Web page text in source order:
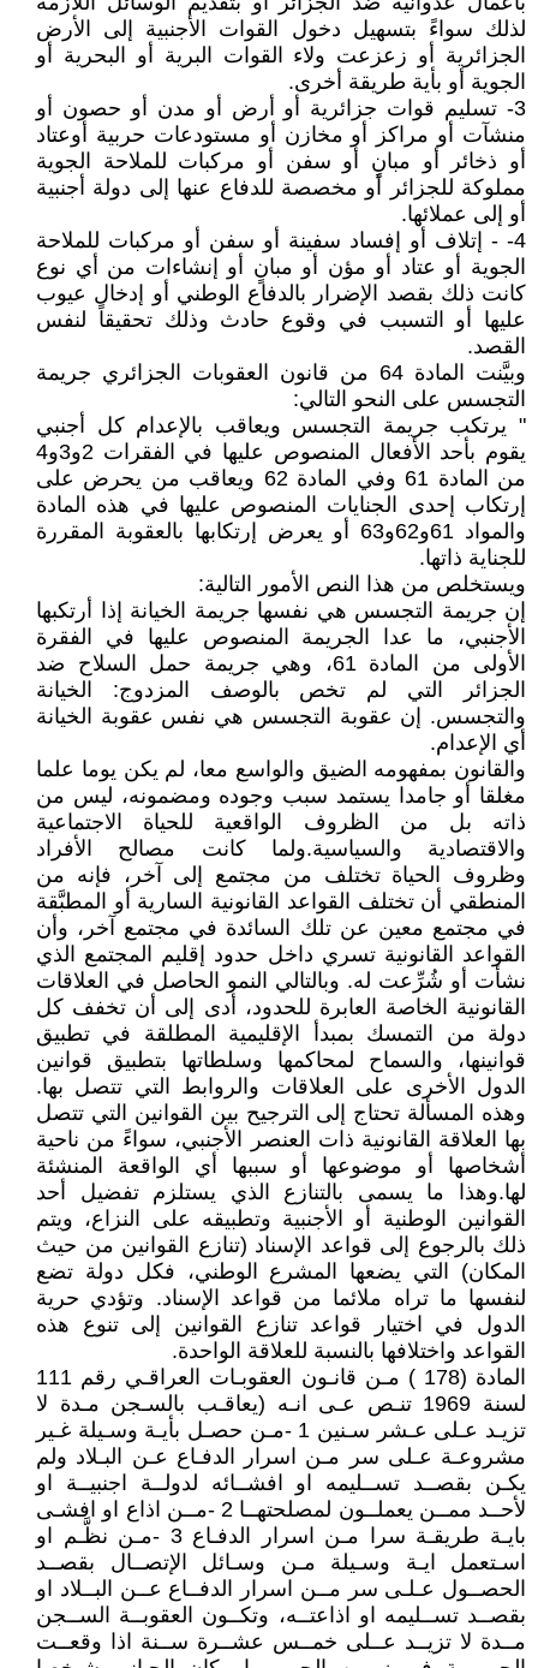
لذلك سواءً بتسهيل دخول القوات الأجنبية إلى الأرض
الجزائرية أو زعزعت ولاء القوات البرية أو البحرية أو
الجوية أو بأية طريقة أخرى.
3- تسليم قوات جزائرية أو أرض أو مدن أو حصون أو
منشآت أو مراكز أو مخازن أو مستودعات حربية أوعتاد
أو ذخائر أو مبانٍ أو سفن أو مركبات للملاحة الجوية
مملوكة للجزائر أو مخصصة للدفاع عنها إلى دولة أجنبية
أو إلى عملائها.
4- - إتلاف أو إفساد سفينة أو سفن أو مركبات للملاحة
الجوية أو عتاد أو مؤن أو مبانٍ أو إنشاءات من أي نوع
كانت ذلك بقصد الإضرار بالدفاع الوطني أو إدخال عيوب
عليها أو التسبب في وقوع حادث وذلك تحقيقاً لنفس
القصد.
وبيَّنت المادة 64 من قانون العقوبات الجزائري جريمة
التجسس على النحو التالي:
" يرتكب جريمة التجسس ويعاقب بالإعدام كل أجنبي
يقوم بأحد الأفعال المنصوص عليها في الفقرات 2و3و4
من المادة 61 وفي المادة 62 ويعاقب من يحرض على
إرتكاب إحدى الجنايات المنصوص عليها في هذه المادة
والمواد 61و62و63 أو يعرض إرتكابها بالعقوبة المقررة
للجناية ذاتها.
ويستخلص من هذا النص الأمور التالية:
إن جريمة التجسس هي نفسها جريمة الخيانة إذا أرتكبها
الأجنبي، ما عدا الجريمة المنصوص عليها في الفقرة
الأولى من المادة 61، وهي جريمة حمل السلاح ضد
الجزائر التي لم تخص بالوصف المزدوج: الخيانة
والتجسس. إن عقوبة التجسس هي نفس عقوبة الخيانة
أي الإعدام.
والقانون بمفهومه الضيق والواسع معا، لم يكن يوما علما
مغلقا أو جامدا يستمد سبب وجوده ومضمونه، ليس من
ذاته بل من الظروف الواقعية للحياة الاجتماعية
والاقتصادية والسياسية.ولما كانت مصالح الأفراد
وظروف الحياة تختلف من مجتمع إلى آخر، فإنه من
المنطقي أن تختلف القواعد القانونية السارية أو المطبَّقة
في مجتمع معين عن تلك السائدة في مجتمع آخر، وأن
القواعد القانونية تسري داخل حدود إقليم المجتمع الذي
نشأت أو شُرِّعت له. وبالتالي النمو الحاصل في العلاقات
القانونية الخاصة العابرة للحدود، أدى إلى أن تخفف كل
دولة من التمسك بمبدأ الإقليمية المطلقة في تطبيق
قوانينها، والسماح لمحاكمها وسلطاتها بتطبيق قوانين
الدول الأخرى على العلاقات والروابط التي تتصل بها.
وهذه المسألة تحتاج إلى الترجيح بين القوانين التي تتصل
بها العلاقة القانونية ذات العنصر الأجنبي، سواءً من ناحية
أشخاصها أو موضوعها أو سببها أي الواقعة المنشئة
لها.وهذا ما يسمى بالتنازع الذي يستلزم تفضيل أحد
القوانين الوطنية أو الأجنبية وتطبيقه على النزاع، ويتم
ذلك بالرجوع إلى قواعد الإسناد (تنازع القوانين من حيث
المكان) التي يضعها المشرع الوطني، فكل دولة تضع
لنفسها ما تراه ملائما من قواعد الإسناد. وتؤدي حرية
الدول في اختيار قواعد تنازع القوانين إلى تنوع هذه
القواعد واختلافها بالنسبة للعلاقة الواحدة.
المادة (178 ) مـن قانـون العقوبـات العراقـي رقم 111
لسنة 1969 تنـص عـى انـه (يعاقـب بالسـجن مـدة لا
تزيـد عـلى عـشر سـنين 1 -مـن حصـل بأيـة وسـيلة غـير
مشروعـة عـلى سر مـن اسرار الدفـاع عـن البـلاد ولم
يكـن بقصــد تســليمه او افشــائه لدولــة اجنبيــة او
لأحــد ممــن يعملــون لمصلحتهــا 2 -مــن اذاع او افشـى
بايـة طريقـة سرا مـن اسرار الدفـاع 3 -مـن نظَّـم او
اسـتعمل ايـة وسـيلة مـن وسـائل الإتصــال بقصــد
الحصــول عـلـى سر مــن اسرار الدفــاع عــن البــلاد او
بقصــد تســليمه او اذاعتــه، وتكــون العقوبــة الســجن
مــدة لا تزيــد عــلى خمــس عشــرة ســنة اذا وقعــت